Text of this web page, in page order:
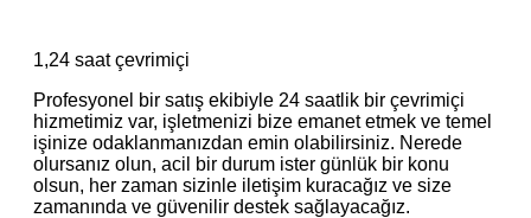
1,24 saat çevrimiçi
Profesyonel bir satış ekibiyle 24 saatlik bir çevrimiçi
hizmetimiz var, işletmenizi bize emanet etmek ve temel
işinize odaklanmanızdan emin olabilirsiniz. Nerede
olursanız olun, acil bir durum ister günlük bir konu
olsun, her zaman sizinle iletişim kuracağız ve size
zamanında ve güvenilir destek sağlayacağız.